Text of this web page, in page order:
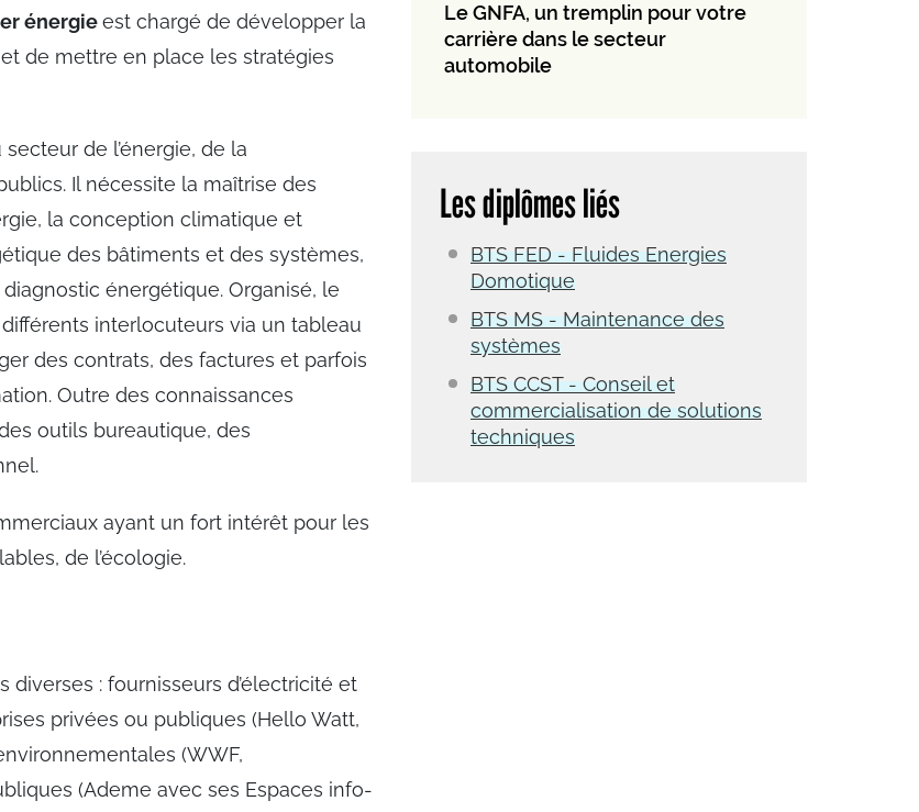
énergieest chargé de développer la
de mettre en place les stratégies
de l’énergie, de la
Il nécessite la maîtrise des
la conception climatique et
des bâtiments et des systèmes,
énergétique. Organisé, le
interlocuteurs via un tableau
des contrats, des factures et parfois
Outre des connaissances
outils bureautique, des
ayant un fort intérêt pour les
de l’écologie.
: fournisseurs d’électricité et
privées ou publiques (Hello Watt,
(WWF,
(Ademe avec ses Espaces info-
Le GNFA, un tremplin pour votre
carrière dans le secteur
automobile
Les diplômes liés
BTS FED - Fluides Energies
Domotique
BTS MS - Maintenance des
systèmes
BTS CCST - Conseil et
commercialisation de solutions
techniques